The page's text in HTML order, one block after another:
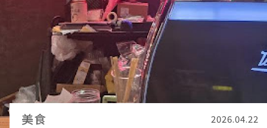
美食 2026.04.22